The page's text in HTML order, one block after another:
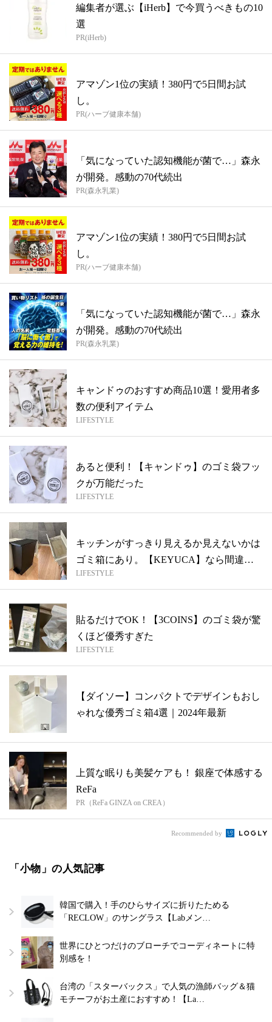
編集者が選ぶ【iHerb】で今買うべきもの10
選
PR(iHerb)
アマゾン1位の実績！380円で5日間お試
し。
PR(ハーブ健康本舗)
「気になっていた認知機能が菌で…」森永
が開発。感動の70代続出
PR(森永乳業)
アマゾン1位の実績！380円で5日間お試
し。
PR(ハーブ健康本舗)
「気になっていた認知機能が菌で…」森永
が開発。感動の70代続出
PR(森永乳業)
キャンドゥのおすすめ商品10選！愛用者多
数の便利アイテム
LIFESTYLE
あると便利！【キャンドゥ】のゴミ袋フッ
クが万能だった
LIFESTYLE
キッチンがすっきり見えるか見えないかは
ゴミ箱にあり。【KEYUCA】なら間違い
な...
LIFESTYLE
貼るだけでOK！【3COINS】のゴミ袋が驚
くほど優秀すぎた
LIFESTYLE
【ダイソー】コンパクトでデザインもおし
ゃれな優秀ゴミ箱4選｜2024年最新
上質な眠りも美髪ケアも！ 銀座で体感する
ReFa
PR（ReFa GINZA on CREA）
Recommended by
「小物」の人気記事
韓国で購入！手のひらサイズに折りたためる
「RECLOW」のサングラス【Labメン…
世界にひとつだけのブローチでコーディネートに特
別感を！
台湾の「スターバックス」で人気の漁師バッグ＆猫
モチーフがお土産におすすめ！【La…